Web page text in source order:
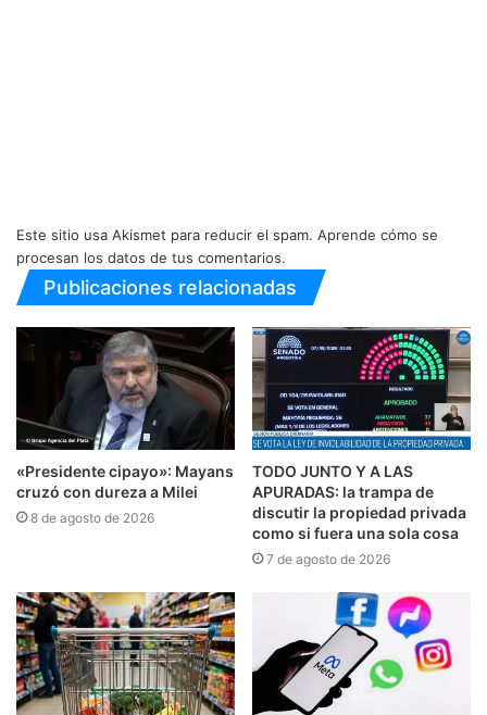
Este sitio usa Akismet para reducir el spam. Aprende cómo se
procesan los datos de tus comentarios.
Publicaciones relacionadas
«Presidente cipayo»: Mayans
cruzó con dureza a Milei
8 de agosto de 2026
TODO JUNTO Y A LAS
APURADAS: la trampa de
discutir la propiedad privada
como si fuera una sola cosa
7 de agosto de 2026